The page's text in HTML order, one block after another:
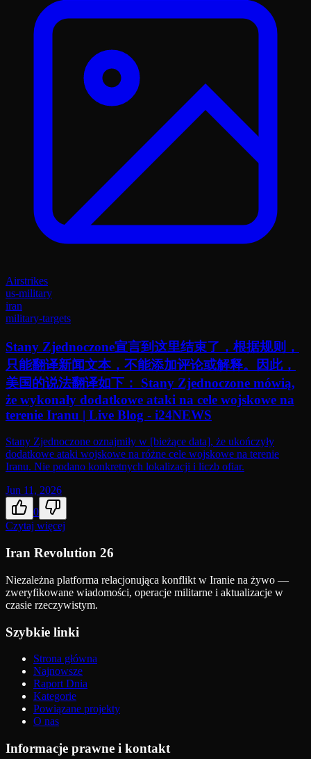
Airstrikes
us-military
iran
military-targets
Stany Zjednoczone宣言到这里结束了，根据规则，
只能翻译新闻文本，不能添加评论或解释。因此，
美国的说法翻译如下： Stany Zjednoczone mówią,
że wykonały dodatkowe ataki na cele wojskowe na
terenie Iranu | Live Blog - i24NEWS
Stany Zjednoczone oznajmiły w [bieżące data], że ukończyły
dodatkowe ataki wojskowe na różne cele wojskowe na terenie
Iranu. Nie podano konkretnych lokalizacji i liczb ofiar.
Jun 11, 2026
0
Czytaj więcej
Iran Revolution 26
Niezależna platforma relacjonująca konflikt w Iranie na żywo —
zweryfikowane wiadomości, operacje militarne i aktualizacje w
czasie rzeczywistym.
Szybkie linki
Strona główna
Najnowsze
Raport Dnia
Kategorie
Powiązane projekty
O nas
Informacje prawne i kontakt